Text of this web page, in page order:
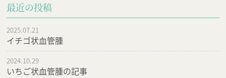
最近の投稿
イチゴ状血管腫
2025.07.21
いちご状血管腫の記事
2024.10.29